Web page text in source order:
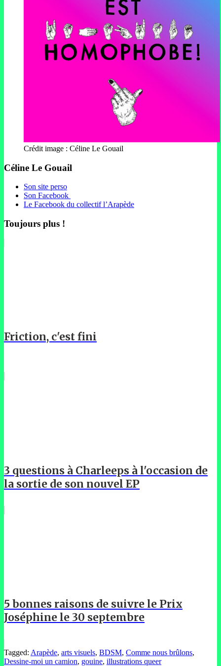
Crédit image : Céline Le Gouail
Céline Le Gouail
Son site perso
Son Facebook
Le Facebook du collectif l’Arapède
Toujours plus !
Friction, c'est fini
3 questions à Charleeps à l'occasion de
la sortie de son nouvel EP
5 bonnes raisons de suivre le Prix
Joséphine le 30 septembre
Tagged: Arapède, arts visuels, BDSM, Comme nous brûlons,
Dessine-moi un camion, gouine, illustrations queer